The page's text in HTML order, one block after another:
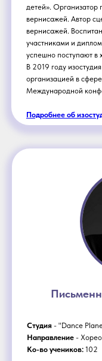
детей». Организатор
вернисажей. Автор
вернисажей.
участниками и
успешно поступают в
В 2019 году
организацией в
Международной
Подробнее об
Студия - "Dance
Направление -
Ко-во учеников: 102